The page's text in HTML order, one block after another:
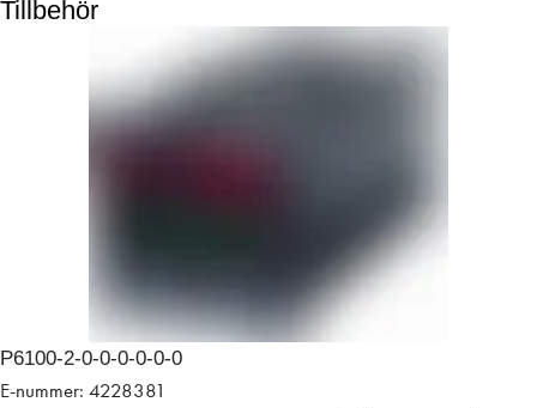
Tillbehör
P6100-2-0-0-0-0-0-0
E-nummer: 4228381